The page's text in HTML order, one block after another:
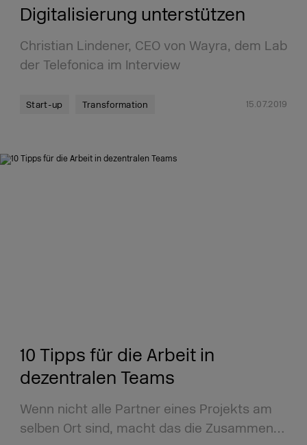
Digitalisierung unterstützen
Christian Lindener, CEO von Wayra, dem Lab
der Telefonica im Interview
Start-up Transformation 15.07.2019
10 Tipps für die Arbeit in
dezentralen Teams
Wenn nicht alle Partner eines Projekts am
selben Ort sind, macht das die Zusammen…